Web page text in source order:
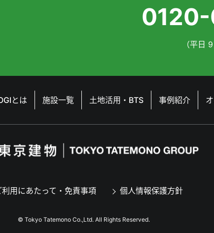
（平日
とは 施設一覧 土地活用・BTS 事例紹介
利用にあたって・免責事項 個人情報保護方針
© Tokyo Tatemono Co.,Ltd. All Rights Reserved.